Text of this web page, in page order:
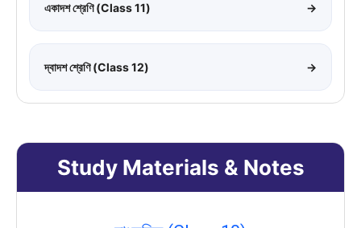
একাদশ শ্রেণি (Class 11) →
দ্বাদশ শ্রেণি (Class 12) →
Study Materials & Notes